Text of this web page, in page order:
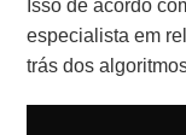
especialista em
trás dos